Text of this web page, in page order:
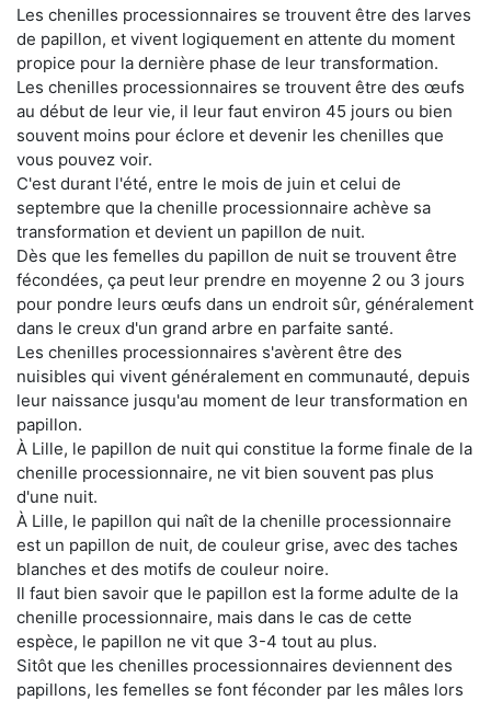
Les chenilles processionnaires se trouvent être des larves
de papillon, et vivent logiquement en attente du moment
propice pour la dernière phase de leur transformation.
Les chenilles processionnaires se trouvent être des œufs
au début de leur vie, il leur faut environ 45 jours ou bien
souvent moins pour éclore et devenir les chenilles que
vous pouvez voir.
C'est durant l'été, entre le mois de juin et celui de
septembre que la chenille processionnaire achève sa
transformation et devient un papillon de nuit.
Dès que les femelles du papillon de nuit se trouvent être
fécondées, ça peut leur prendre en moyenne 2 ou 3 jours
pour pondre leurs œufs dans un endroit sûr, généralement
dans le creux d'un grand arbre en parfaite santé.
Les chenilles processionnaires s'avèrent être des
nuisibles qui vivent généralement en communauté, depuis
leur naissance jusqu'au moment de leur transformation en
papillon.
À Lille, le papillon de nuit qui constitue la forme finale de la
chenille processionnaire, ne vit bien souvent pas plus
d'une nuit.
À Lille, le papillon qui naît de la chenille processionnaire
est un papillon de nuit, de couleur grise, avec des taches
blanches et des motifs de couleur noire.
Il faut bien savoir que le papillon est la forme adulte de la
chenille processionnaire, mais dans le cas de cette
espèce, le papillon ne vit que 3-4 tout au plus.
Sitôt que les chenilles processionnaires deviennent des
papillons, les femelles se font féconder par les mâles lors